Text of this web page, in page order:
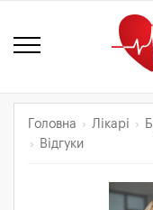
Головна Лікарі
Відгуки